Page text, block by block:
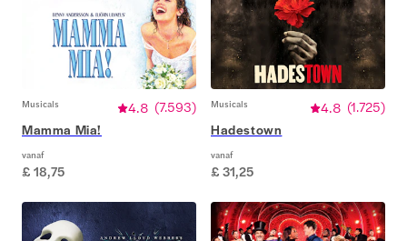
Musicals 4.8 (7.593)
Mamma Mia!
vanaf
£ 18,75
Musicals 4.8 (1.725)
Hadestown
vanaf
£ 31,25